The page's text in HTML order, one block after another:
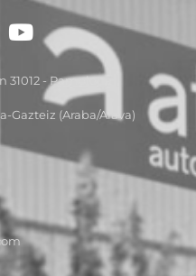
- Pamplona
Gazteiz (Araba/Alava)